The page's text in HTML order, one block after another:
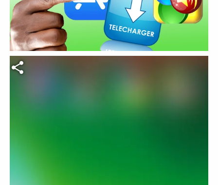
Fichier vidéo